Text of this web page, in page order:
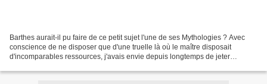
Barthes aurait-il pu faire de ce petit sujet l'une de ses Mythologies ? Avec
conscience de ne disposer que d'une truelle là où le maître disposait
d'incomparables ressources, j'avais envie depuis longtemps de jeter